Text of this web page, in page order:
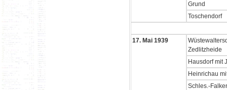
Grund
Toschendorf
17. Mai 1939
Zedlitzheide
Hausdorf mit
Heinrichau
Schles.-